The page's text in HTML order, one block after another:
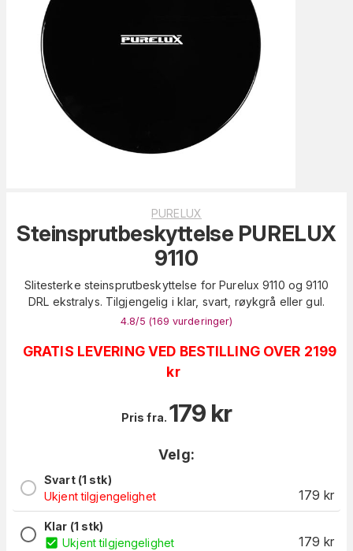
PURELUX
Steinsprutbeskyttelse PURELUX
9110
Slitesterke steinsprutbeskyttelse for Purelux 9110 og 9110
DRL ekstralys. Tilgjengelig i klar, svart, røykgrå eller gul.
4.8/5 (169 vurderinger)
GRATIS LEVERING VED BESTILLING OVER 2199
kr
Pris fra. 179 kr
Velg:
Svart (1 stk)
Ukjent tilgjengelighet
179 kr
Klar (1 stk)
Ukjent tilgjengelighet
179 kr